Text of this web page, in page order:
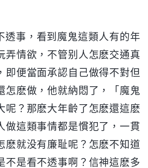
透事，看到魔鬼這類人有的年
弄情欲，不管别人怎麽交通真
即便當面承認自己做得不對但
怎麽做，他就納悶了，「魔鬼
呢？那麽大年齡了怎麽還這麽
做這類事情都是慣犯了，一貫
麽就没有廉耻呢？怎麽不知道
不是看不透事啊？信神這麽多